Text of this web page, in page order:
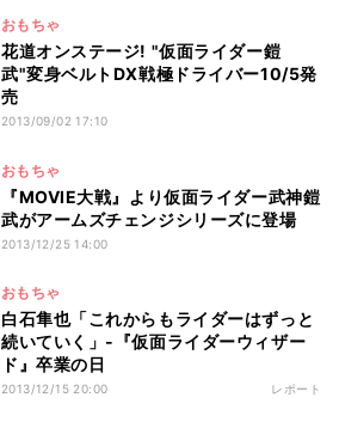
おもちゃ
花道オンステージ! "仮面ライダー鎧
武"変身ベルトDX戦極ドライバー10/5発
売
2013/09/02 17:10
おもちゃ
『MOVIE大戦』より仮面ライダー武神鎧
武がアームズチェンジシリーズに登場
2013/12/25 14:00
おもちゃ
白石隼也「これからもライダーはずっと
続いていく」-『仮面ライダーウィザー
ド』卒業の日
2013/12/15 20:00 レポート